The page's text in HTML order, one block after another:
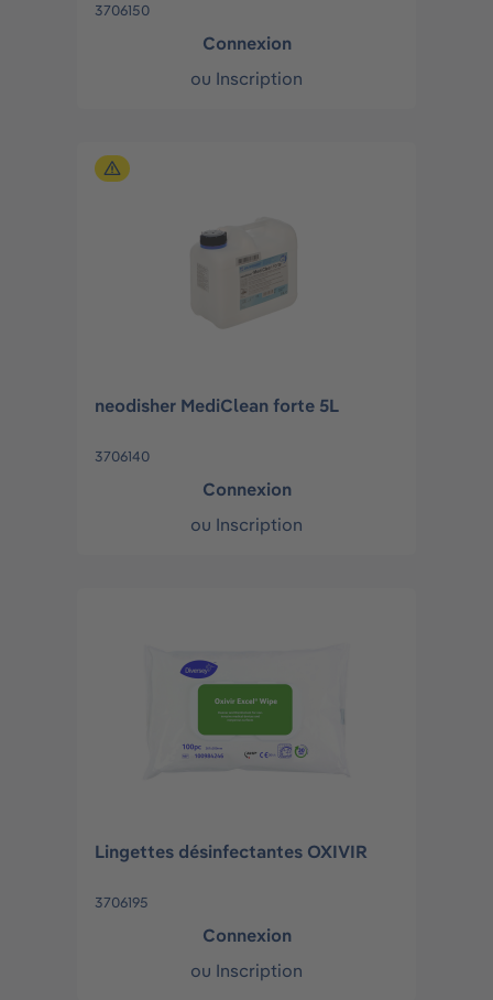
3706150
Connexion
ou Inscription
neodisher MediClean forte 5L
3706140
Connexion
ou Inscription
Lingettes désinfectantes OXIVIR
3706195
Connexion
ou Inscription